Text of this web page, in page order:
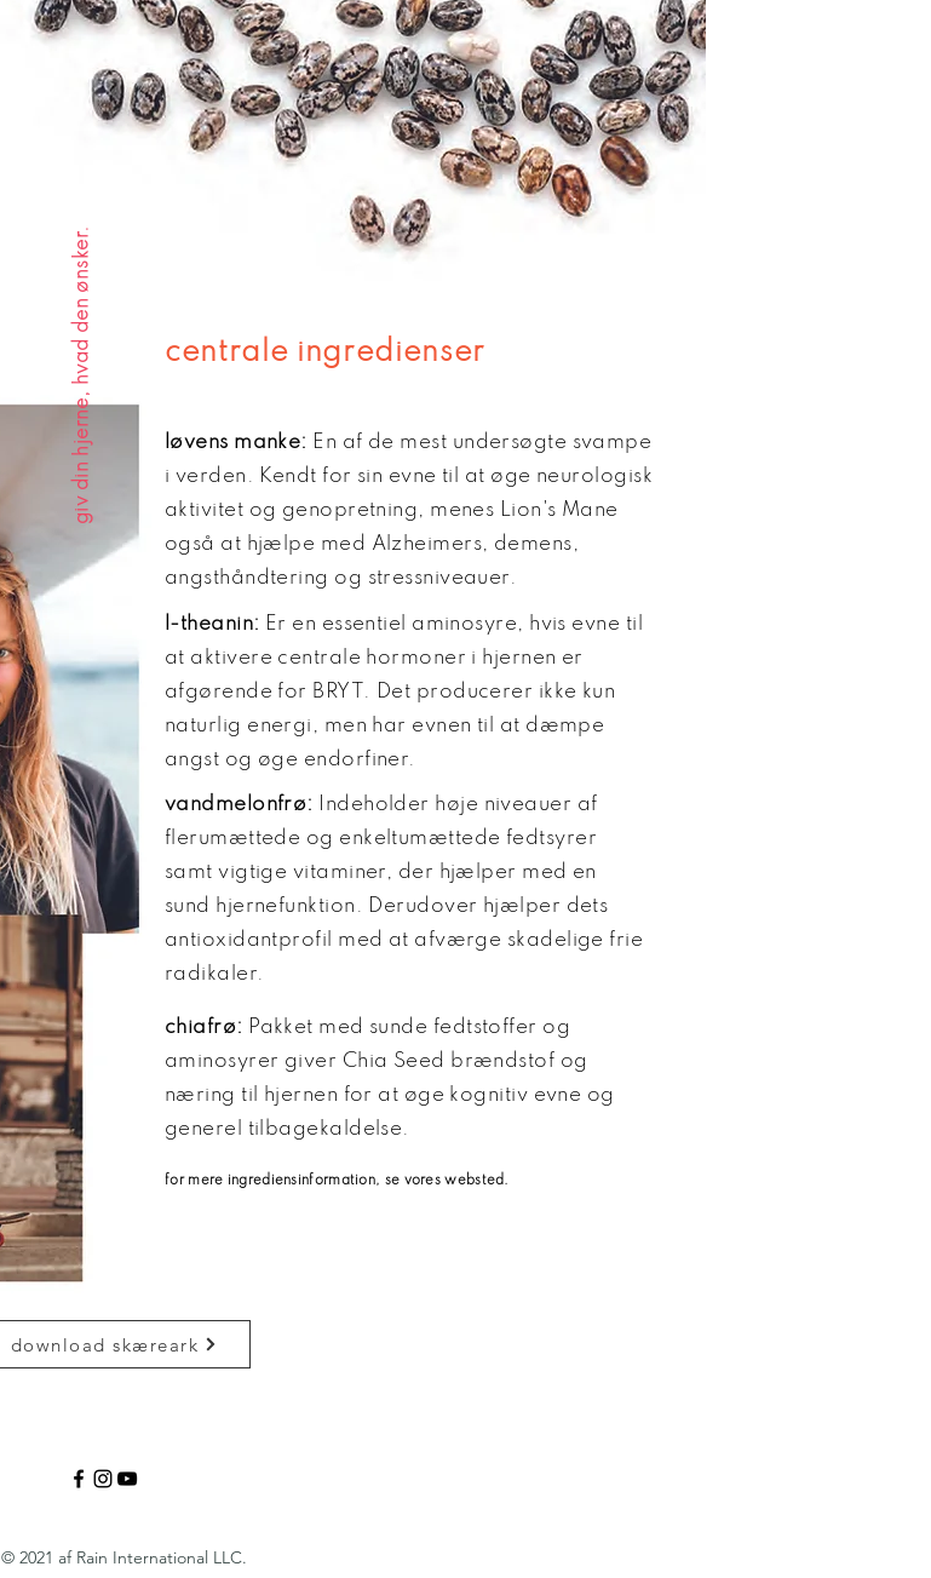
centrale ingredienser
giv din hjerne, hvad den ønsker. løvens manke: En af de mest undersøgte svampe
i verden. Kendt for sin evne til at øge neurologisk
aktivitet og genopretning, menes Lion's Mane
også at hjælpe med Alzheimers, demens,
angsthåndtering og stressniveauer.
l-theanin: Er en essentiel aminosyre, hvis evne til
at aktivere centrale hormoner i hjernen er
afgørende for BRYT. Det producerer ikke kun
naturlig energi, men har evnen til at dæmpe
angst og øge endorfiner.
vandmelonfrø:
Indeholder høje niveauer af
flerumættede og enkeltumættede fedtsyrer
samt vigtige vitaminer, der hjælper med en
sund hjernefunktion. Derudover hjælper dets
antioxidantprofil med at afværge skadelige frie
radikaler.
chiafrø: Pakket med sunde fedtstoffer og
aminosyrer giver Chia Seed brændstof og
næring til hjernen for at øge kognitiv evne og
generel tilbagekaldelse.
for mere ingrediensinformation, se vores websted.
download skæreark
© 2021 af Rain International LLC.